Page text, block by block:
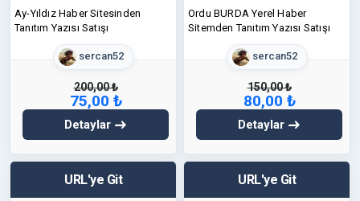
Ay-Yıldız Haber Sitesinden
Tanıtım Yazısı Satışı
sercan52
200,00 ₺
75,00 ₺
Detaylar
Ordu BURDA Yerel Haber
Sitemden Tanıtım Yazısı Satışı
sercan52
150,00 ₺
80,00 ₺
Detaylar
URL'ye Git URL'ye Git